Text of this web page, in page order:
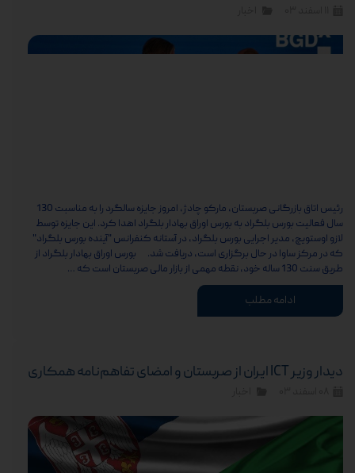
رئیس اتاق بازرگانی صربستان، مارکو چادژ، امروز جایزه سالگرد را به مناسبت 130
سال فعالیت بورس بلگراد به بورس اوراق بهادار بلگراد اهدا کرد. این جایزه توسط
لازو اوستویچ، مدیر اجرایی بورس بلگراد، در آستانه کنفرانس "آینده بورس بلگراد"
که در مرکز ساوا در حال برگزاری است، دریافت شد. بورس اوراق بهادار بلگراد از
طریق سنت 130 ساله خود، نقطه مهمی از بازار مالی صربستان است که …
ادامه مطلب
دیدار وزیر ICT ایران از صربستان و امضای تفاهم‌نامه همکاری